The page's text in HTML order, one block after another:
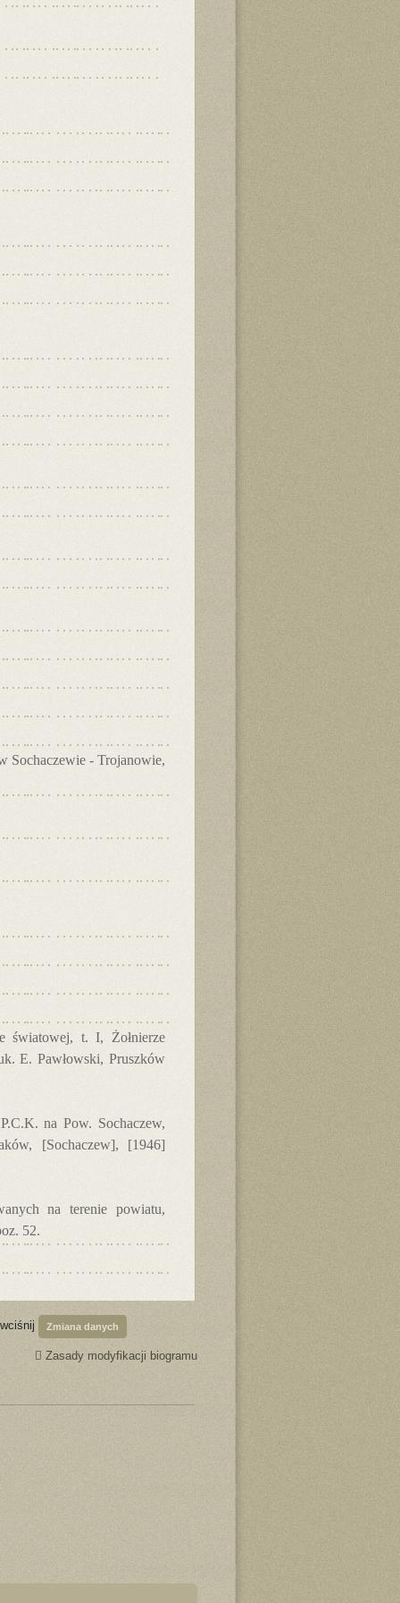
Sochaczewie - Trojanowie,
światowej, t. I, Żołnierze
E. Pawłowski, Pruszków
na Pow. Sochaczew,
[Sochaczew], [1946]
na terenie powiatu,
52.
Zmiana danych
Zasady modyfikacji biogramu